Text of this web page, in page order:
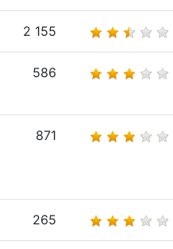
2 155
586
871
265